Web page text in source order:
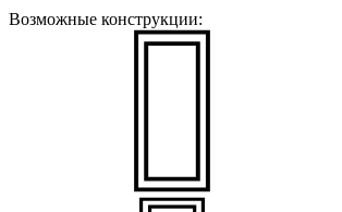
Возможные конструкции: